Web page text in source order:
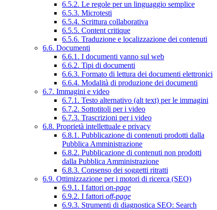
6.5.2. Le regole per un linguaggio semplice
6.5.3. Microtesti
6.5.4. Scrittura collaborativa
6.5.5. Content critique
6.5.6. Traduzione e localizzazione dei contenuti
6.6. Documenti
6.6.1. I documenti vanno sul web
6.6.2. Tipi di documenti
6.6.3. Formato di lettura dei documenti elettronici
6.6.4. Modalità di produzione dei documenti
6.7. Immagini e video
6.7.1. Testo alternativo (alt text) per le immagini
6.7.2. Sottotitoli per i video
6.7.3. Trascrizioni per i video
6.8. Proprietà intellettuale e privacy
6.8.1. Pubblicazione di contenuti prodotti dalla
Pubblica Amministrazione
6.8.2. Pubblicazione di contenuti non prodotti
dalla Pubblica Amministrazione
6.8.3. Consenso dei soggetti ritratti
6.9. Ottimizzazione per i motori di ricerca (SEO)
6.9.1. I fattori on-page
6.9.2. I fattori off-page
6.9.3. Strumenti di diagnostica SEO: Search